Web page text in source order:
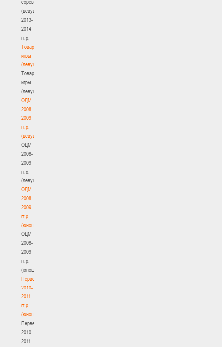
соревнования
(девушки)
2013-
2014
гг.р.
Товарищеские
игры
(девушки)
Товарищеские
игры
(девушки)
ОДМ
2008-
2009
гг.р.
(девушки)
ОДМ
2008-
2009
гг.р.
(девушки)
ОДМ
2008-
2009
гг.р.
(юноши)
ОДМ
2008-
2009
гг.р.
(юноши)
Первенство
2010-
2011
гг.р.
(юноши)
Первенство
2010-
2011